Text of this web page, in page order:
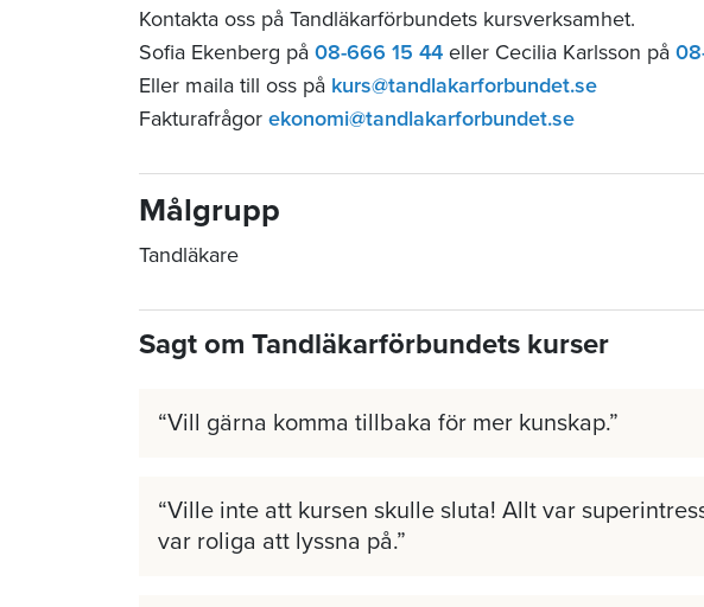
Kontakta oss på Tandläkarförbundets kursverksamhet.
Sofia Ekenberg på 08-666 15 44 eller Cecilia Karlsson på
Eller maila till oss på kurs@tandlakarforbundet.se
Fakturafrågor ekonomi@tandlakarforbundet.se
Målgrupp
Tandläkare
Sagt om Tandläkarförbundets kurser
Vill gärna komma tillbaka för mer kunskap.
Ville inte att kursen skulle sluta! Allt var
var roliga att lyssna på.